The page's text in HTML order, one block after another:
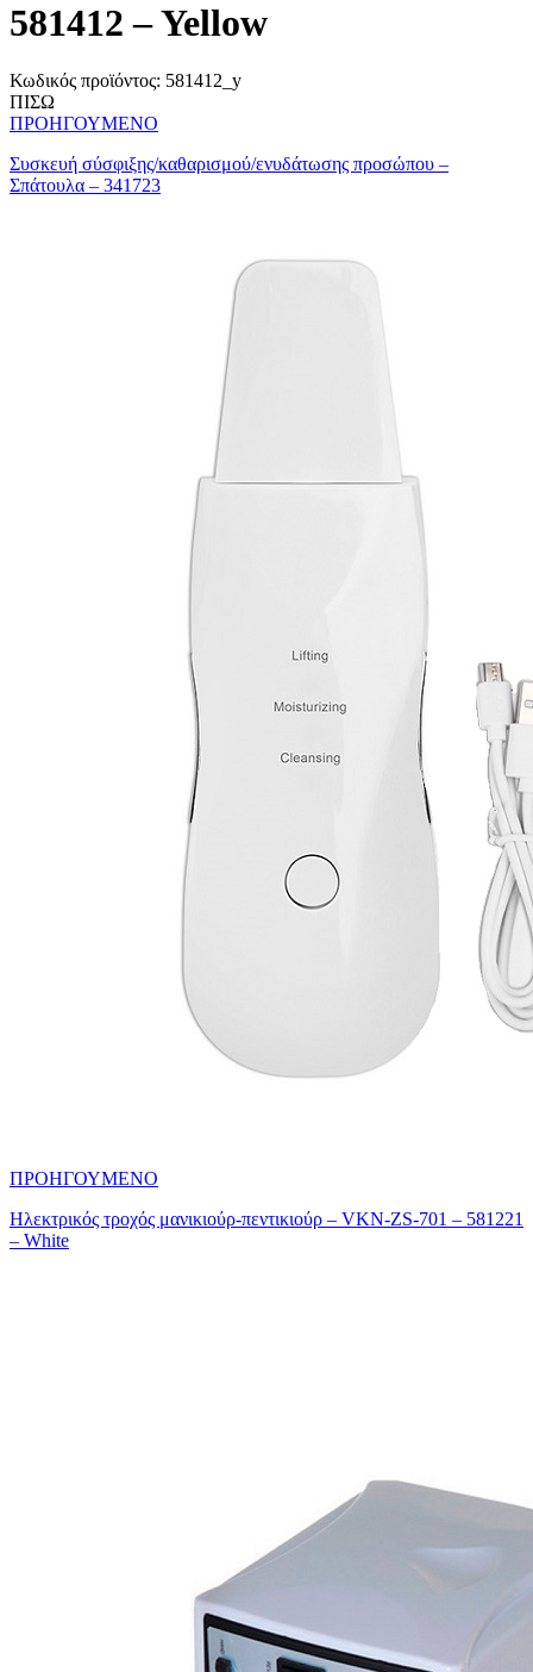
581412 – Yellow
Κωδικός προϊόντος: 581412_y
ΠΙΣΩ
ΠΡΟΗΓΟΥΜΕΝΟ
Συσκευή σύσφιξης/καθαρισμού/ενυδάτωσης προσώπου –
Σπάτουλα – 341723
ΠΡΟΗΓΟΥΜΕΝΟ
Ηλεκτρικός τροχός μανικιούρ-πεντικιούρ – VKN-ZS-701 – 581221
– White